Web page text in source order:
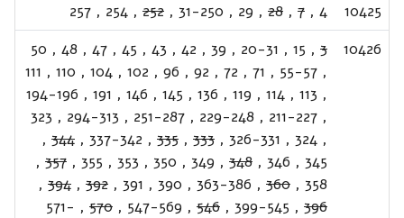
10425
4
,
7
,
28
,
29
,
31-250
,
252
,
254
,
257
10426
3
,
15
,
20-31
,
39
,
42
,
43
,
45
,
47
,
48
,
50
,
55-57
,
71
,
72
,
92
,
96
,
102
,
104
,
110
,
111
,
113
,
114
,
119
,
136
,
145
,
146
,
191
,
194-196
,
211-227
,
229-248
,
251-287
,
294-313
,
323
,
324
,
326-331
,
333
,
335
,
337-342
,
344
,
345
,
346
,
348
,
349
,
350
,
353
,
355
,
357
,
358
,
360
,
363-386
,
390
,
391
,
392
,
394
,
396
,
399-545
,
546
,
547-569
,
570
,
571-